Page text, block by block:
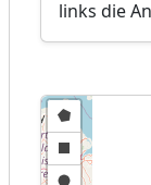
links die